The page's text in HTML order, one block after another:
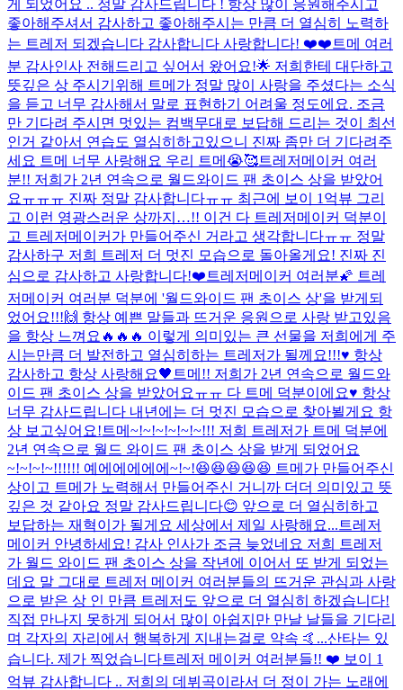
게 되었어요 .. 정말 감사드립니다 ! 항상 많이 응원해주시고
좋아해주셔서 감사하고 좋아해주시는 만큼 더 열심히 노력하
는 트레저 되겠습니다 감사합니다 사랑합니다! ❤️❤️ 트메 여러
분 감사인사 전해드리고 싶어서 왔어요!🌟 저희한테 대단하고
뜻깊은 상 주시기위해 트메가 정말 많이 사랑을 주셨다는 소식
을 듣고 너무 감사해서 말로 표현하기 어려울 정도에요. 조금
만 기다려 주시면 멋있는 컴백무대로 보답해 드리는 것이 최선
인거 같아서 연습도 열심히하고있으니 진짜 좀만 더 기다려주
세요 트메 너무 사랑해요 우리 트메😭🥰트레저메이커 여러
분!! 저희가 2년 연속으로 월드와이드 팬 초이스 상을 받았어
요ㅠㅠㅠ 진짜 정말 감사합니다ㅠㅠ 최근에 보이 1억뷰 그리
고 이런 영광스러운 상까지…!! 이건 다 트레저메이커 덕분이
고 트레저메이커가 만들어주신 거라고 생각합니다ㅠㅠ 정말
감사하구 저희 트레저 더 멋진 모습으로 돌아올게요! 진짜 진
심으로 감사하고 사랑합니다!❤️ 트레저메이커 여러분🌠 트레
저메이커 여러분 덕분에 '월드와이드 팬 초이스 상'을 받게되
었어요!!!🙌 항상 예쁜 말들과 뜨거운 응원으로 사랑 받고있음
을 항상 느껴요🔥🔥🔥 이렇게 의미있는 큰 선물을 저희에게 주
시는만큼 더 발전하고 열심히하는 트레저가 될께요!!!♥️ 항상
감사하고 항상 사랑해요🖤 트메!! 저희가 2년 연속으로 월드와
이드 팬 초이스 상을 받았어요ㅠㅠ 다 트메 덕분이에요♥️ 항상
너무 감사드립니다 내년에는 더 멋진 모습으로 찾아뵐게요 항
상 보고싶어요! 트메~!~!~!~!~!~!!! 저희 트레저가 트메 덕분에
2년 연속으로 월드 와이드 팬 초이스 상을 받게 되었어요
~!~!~!~!!!!!! 예에에에에에~!~!😆😆😆😆😆 트메가 만들어주신
상이고 트메가 노력해서 만들어주신 거니까 더더 의미있고 뜻
깊은 것 같아요 정말 감사드립니다😊 앞으로 더 열심히하고
보답하는 재혁이가 될게요 세상에서 제일 사랑해요... 트레저
메이커 안녕하세요! 감사 인사가 조금 늦었네요 저희 트레저
가 월드 와이드 팬 초이스 상을 작년에 이어서 또 받게 되었는
데요 말 그대로 트레저 메이커 여러분들의 뜨거운 관심과 사랑
으로 받은 상 인 만큼 트레저도 앞으로 더 열심히 하겠습니다!
직접 만나지 못하게 되어서 많이 아쉽지만 만날 날들을 기다리
며 각자의 자리에서 행복하게 지내는걸로 약속 🤙...산타는 있
습니다. 제가 찍었습니다트레저 메이커 여러분들!! ❤️ 보이 1
억뷰 감사합니다 .. 저희의 데뷔곡이라서 더 정이 가는 노래에